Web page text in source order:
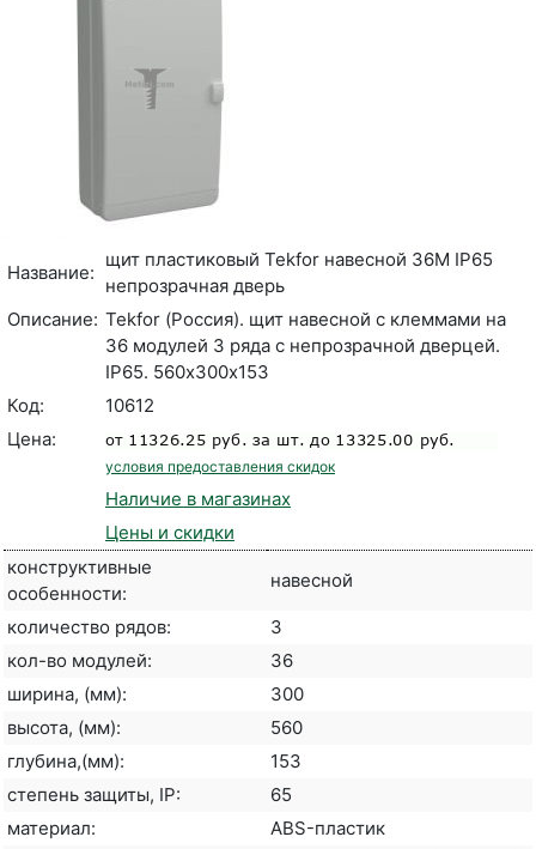
Название:
щит пластиковый Tekfor навесной 36М IP65
непрозрачная дверь
Описание: Tekfor (Россия). щит навесной c клеммами на
36 модулей 3 ряда с непрозрачной дверцей.
IP65. 560х300х153
Код:
10612
Цена:
условия предоставления скидок
Наличие в магазинах
Цены и скидки
конструктивные
особенности:
навесной
количество рядов:
3
кол-во модулей:
36
ширина, (мм):
300
высота, (мм):
560
глубина,(мм):
153
степень защиты, IP:
65
материал:
ABS-пластик